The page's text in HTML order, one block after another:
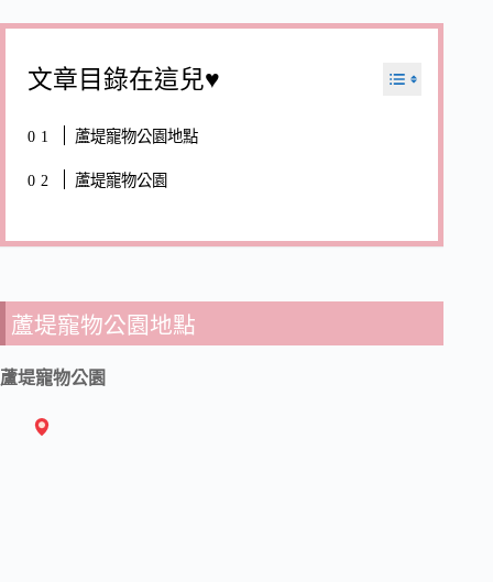
文章目錄在這兒♥
蘆堤寵物公園地點
蘆堤寵物公園
蘆堤寵物公園地點
蘆堤寵物公園